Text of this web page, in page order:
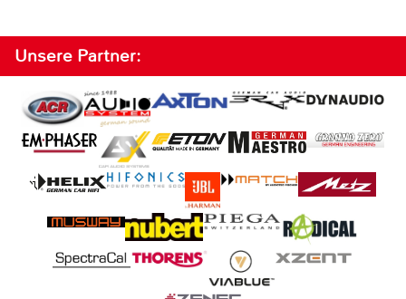
Unsere Partner: